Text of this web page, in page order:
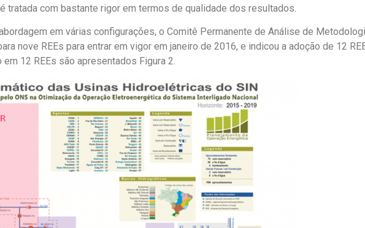
tratada com bastante rigor em termos de qualidade dos resultados.
em várias configurações, o Comitê Permanente de Análise de
nove REEs para entrar em vigor em janeiro de 2016, e indicou a adoção de 12
12 REEs são apresentados Figura 2.